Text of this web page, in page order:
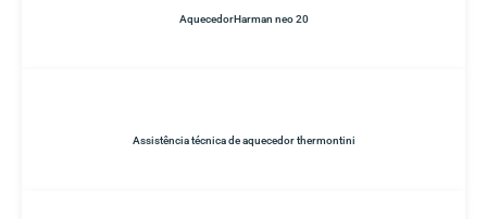
AquecedorHarman neo 20
Assistência técnica de aquecedor thermontini